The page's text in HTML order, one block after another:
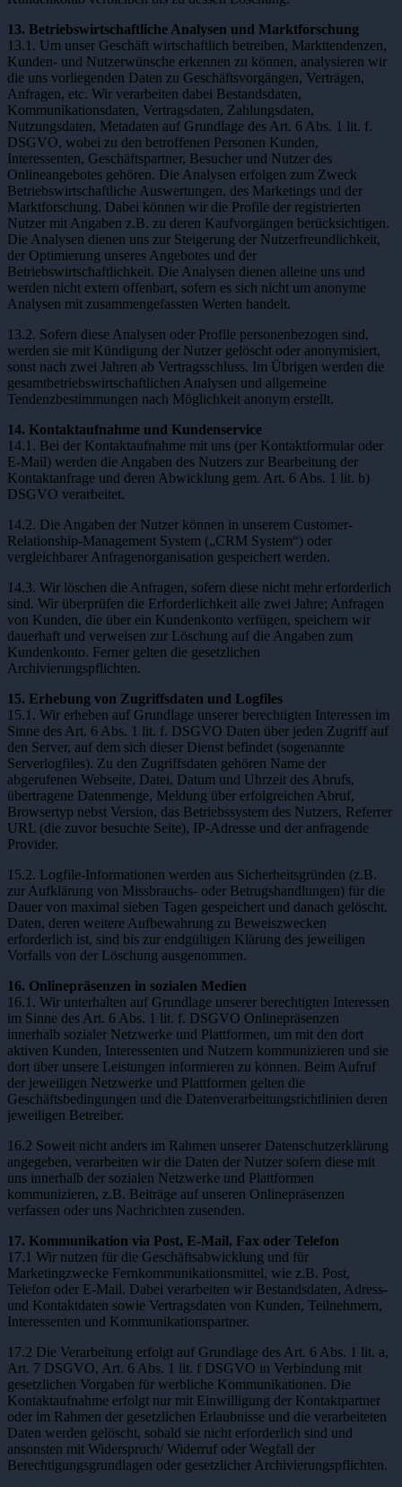
13. Betriebswirtschaftliche Analysen und Marktforschung
13.1. Um unser Geschäft wirtschaftlich betreiben, Markttendenzen,
Kunden- und Nutzerwünsche erkennen zu können, analysieren wir
die uns vorliegenden Daten zu Geschäftsvorgängen, Verträgen,
Anfragen, etc. Wir verarbeiten dabei Bestandsdaten,
Kommunikationsdaten, Vertragsdaten, Zahlungsdaten,
Nutzungsdaten, Metadaten auf Grundlage des Art. 6 Abs. 1 lit. f.
DSGVO, wobei zu den betroffenen Personen Kunden,
Interessenten, Geschäftspartner, Besucher und Nutzer des
Onlineangebotes gehören. Die Analysen erfolgen zum Zweck
Betriebswirtschaftliche Auswertungen, des Marketings und der
Marktforschung. Dabei können wir die Profile der registrierten
Nutzer mit Angaben z.B. zu deren Kaufvorgängen berücksichtigen.
Die Analysen dienen uns zur Steigerung der Nutzerfreundlichkeit,
der Optimierung unseres Angebotes und der
Betriebswirtschaftlichkeit. Die Analysen dienen alleine uns und
werden nicht extern offenbart, sofern es sich nicht um anonyme
Analysen mit zusammengefassten Werten handelt.
13.2. Sofern diese Analysen oder Profile personenbezogen sind,
werden sie mit Kündigung der Nutzer gelöscht oder anonymisiert,
sonst nach zwei Jahren ab Vertragsschluss. Im Übrigen werden die
gesamtbetriebswirtschaftlichen Analysen und allgemeine
Tendenzbestimmungen nach Möglichkeit anonym erstellt.
14. Kontaktaufnahme und Kundenservice
14.1. Bei der Kontaktaufnahme mit uns (per Kontaktformular oder
E-Mail) werden die Angaben des Nutzers zur Bearbeitung der
Kontaktanfrage und deren Abwicklung gem. Art. 6 Abs. 1 lit. b)
DSGVO verarbeitet.
14.2. Die Angaben der Nutzer können in unserem Customer-
Relationship-Management System („CRM System“) oder
vergleichbarer Anfragenorganisation gespeichert werden.
14.3. Wir löschen die Anfragen, sofern diese nicht mehr erforderlich
sind. Wir überprüfen die Erforderlichkeit alle zwei Jahre; Anfragen
von Kunden, die über ein Kundenkonto verfügen, speichern wir
dauerhaft und verweisen zur Löschung auf die Angaben zum
Kundenkonto. Ferner gelten die gesetzlichen
Archivierungspflichten.
15. Erhebung von Zugriffsdaten und Logfiles
15.1. Wir erheben auf Grundlage unserer berechtigten Interessen im
Sinne des Art. 6 Abs. 1 lit. f. DSGVO Daten über jeden Zugriff auf
den Server, auf dem sich dieser Dienst befindet (sogenannte
Serverlogfiles). Zu den Zugriffsdaten gehören Name der
abgerufenen Webseite, Datei, Datum und Uhrzeit des Abrufs,
übertragene Datenmenge, Meldung über erfolgreichen Abruf,
Browsertyp nebst Version, das Betriebssystem des Nutzers, Referrer
URL (die zuvor besuchte Seite), IP-Adresse und der anfragende
Provider.
15.2. Logfile-Informationen werden aus Sicherheitsgründen (z.B.
zur Aufklärung von Missbrauchs- oder Betrugshandlungen) für die
Dauer von maximal sieben Tagen gespeichert und danach gelöscht.
Daten, deren weitere Aufbewahrung zu Beweiszwecken
erforderlich ist, sind bis zur endgültigen Klärung des jeweiligen
Vorfalls von der Löschung ausgenommen.
16. Onlinepräsenzen in sozialen Medien
16.1. Wir unterhalten auf Grundlage unserer berechtigten Interessen
im Sinne des Art. 6 Abs. 1 lit. f. DSGVO Onlinepräsenzen
innerhalb sozialer Netzwerke und Plattformen, um mit den dort
aktiven Kunden, Interessenten und Nutzern kommunizieren und sie
dort über unsere Leistungen informieren zu können. Beim Aufruf
der jeweiligen Netzwerke und Plattformen gelten die
Geschäftsbedingungen und die Datenverarbeitungsrichtlinien deren
jeweiligen Betreiber.
16.2 Soweit nicht anders im Rahmen unserer Datenschutzerklärung
angegeben, verarbeiten wir die Daten der Nutzer sofern diese mit
uns innerhalb der sozialen Netzwerke und Plattformen
kommunizieren, z.B. Beiträge auf unseren Onlinepräsenzen
verfassen oder uns Nachrichten zusenden.
17. Kommunikation via Post, E-Mail, Fax oder Telefon
17.1 Wir nutzen für die Geschäftsabwicklung und für
Marketingzwecke Fernkommunikationsmittel, wie z.B. Post,
Telefon oder E-Mail. Dabei verarbeiten wir Bestandsdaten, Adress-
und Kontaktdaten sowie Vertragsdaten von Kunden, Teilnehmern,
Interessenten und Kommunikationspartner.
17.2 Die Verarbeitung erfolgt auf Grundlage des Art. 6 Abs. 1 lit. a,
Art. 7 DSGVO, Art. 6 Abs. 1 lit. f DSGVO in Verbindung mit
gesetzlichen Vorgaben für werbliche Kommunikationen. Die
Kontaktaufnahme erfolgt nur mit Einwilligung der Kontaktpartner
oder im Rahmen der gesetzlichen Erlaubnisse und die verarbeiteten
Daten werden gelöscht, sobald sie nicht erforderlich sind und
ansonsten mit Widerspruch/ Widerruf oder Wegfall der
Berechtigungsgrundlagen oder gesetzlicher Archivierungspflichten.